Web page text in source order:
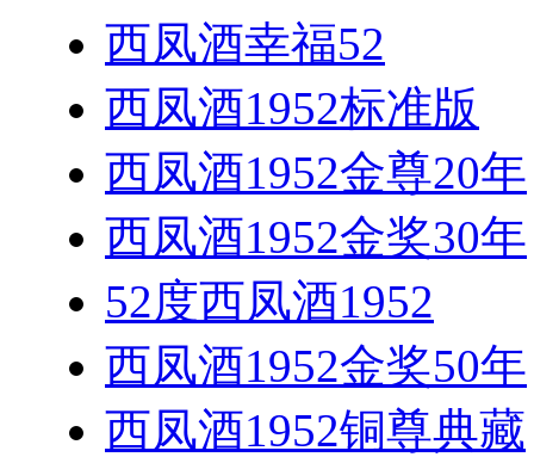
西凤酒幸福52
西凤酒1952标准版
西凤酒1952金尊20年
西凤酒1952金奖30年
52度西凤酒1952
西凤酒1952金奖50年
西凤酒1952铜尊典藏